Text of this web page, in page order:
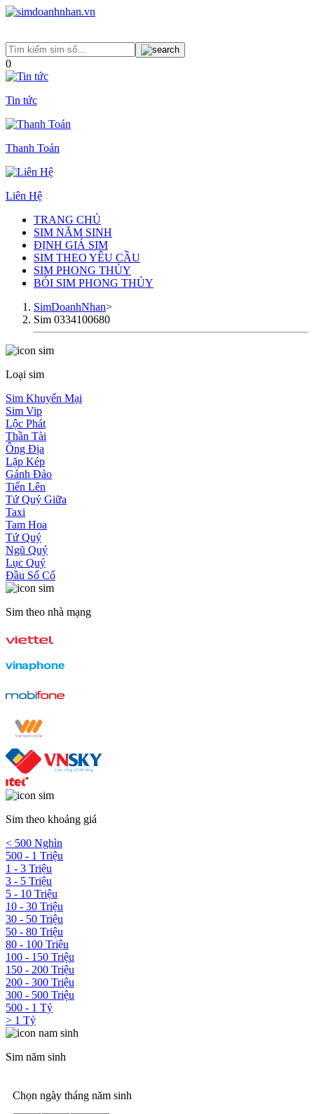
0
Tin tức
Thanh Toán
Liên Hệ
TRANG CHỦ
SIM NĂM SINH
ĐỊNH GIÁ SIM
SIM THEO YÊU CẦU
SIM PHONG THỦY
BÓI SIM PHONG THỦY
SimDoanhNhan>
Sim 0334100680
Loại sim
Sim Khuyến Mại
Sim Vip
Lộc Phát
Thần Tài
Ông Địa
Lặp Kép
Gánh Đảo
Tiến Lên
Tứ Quý Giữa
Taxi
Tam Hoa
Tứ Quý
Ngũ Quý
Lục Quý
Đầu Số Cổ
Sim theo nhà mạng
Sim theo khoảng giá
< 500 Nghìn
500 - 1 Triệu
1 - 3 Triệu
3 - 5 Triệu
5 - 10 Triệu
10 - 30 Triệu
30 - 50 Triệu
50 - 80 Triệu
80 - 100 Triệu
100 - 150 Triệu
150 - 200 Triệu
200 - 300 Triệu
300 - 500 Triệu
500 - 1 Tỷ
> 1 Tỷ
Sim năm sinh
Chọn ngày tháng năm sinh